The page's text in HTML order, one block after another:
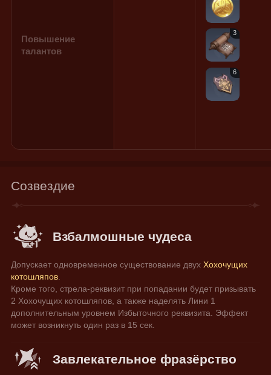
Повышение
талантов
3
6
Созвездие
Взбалмошные чудеса
Допускает одновременное существование двух Хохочущих
котошляпов
Кроме того, стрела-реквизит при попадании будет призывать
2 Хохочущих котошляпов, а также наделять Лини 1
дополнительным уровнем Избыточного реквизита. Эффект
может возникнуть один раз в 15 сек.
Завлекательное фразёрство